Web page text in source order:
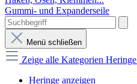
Gummi- und Expanderseile
Menü schließen
Zeige alle Kategorien Heringe
Heringe anzeigen